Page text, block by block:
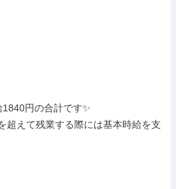
円の合計です✨
超えて残業する際には基本時給を支